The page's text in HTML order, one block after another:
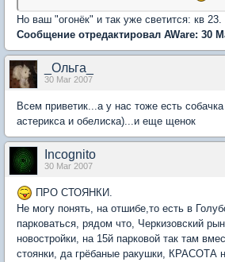
Но ваш "огонёк" и так уже светится: кв 23.
Сообщение отредактировал AWare: 30
_Ольга_
30 Mar 2007
Всем приветик...а у нас тоже есть
астерикса и обелиска)...и еще щенок
Incognito
30 Mar 2007
ПРО СТОЯНКИ.
Не могу понять, на отшибе,то есть в
парковаться, рядом что, Черкизовский
новостройки, на 15й парковой так там
стоянки, да грёбаные ракушки, КРАСОТА